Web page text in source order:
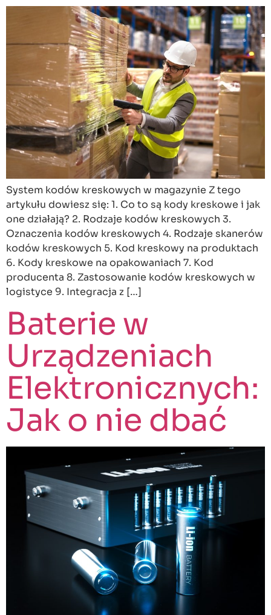
System kodów kreskowych w magazynie Z tego
artykułu dowiesz się: 1. Co to są kody kreskowe i jak
one działają? 2. Rodzaje kodów kreskowych 3.
Oznaczenia kodów kreskowych 4. Rodzaje skanerów
kodów kreskowych 5. Kod kreskowy na produktach
6. Kody kreskowe na opakowaniach 7. Kod
producenta 8. Zastosowanie kodów kreskowych w
logistyce 9. Integracja z […]
Baterie w
Urządzeniach
Elektronicznych:
Jak o nie dbać